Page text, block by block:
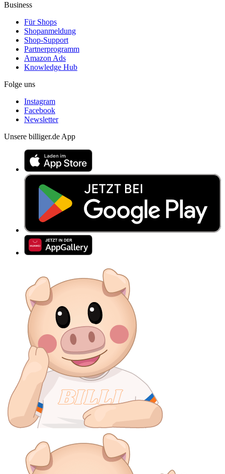
Business
Für Shops
Shopanmeldung
Shop-Support
Partnerprogramm
Amazon Ads
Knowledge Hub
Folge uns
Instagram
Facebook
Newsletter
Unsere billiger.de App